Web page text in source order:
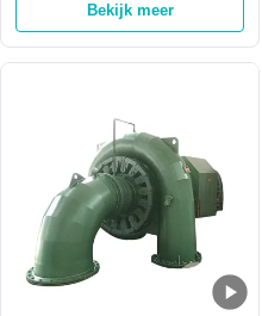
Hydro Turbine
Bekijk meer